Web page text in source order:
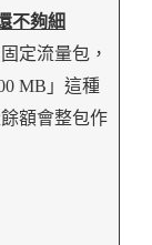
不夠細
定流量包，
MB」這種
額會整包作